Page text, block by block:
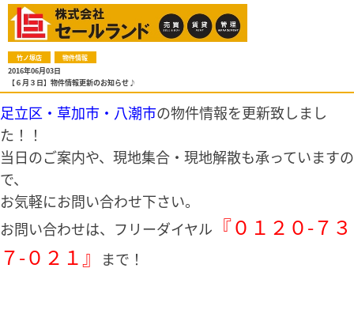
竹ノ塚店 物件情報
2016年06月03日
【６月３日】物件情報更新のお知らせ♪
足立区・草加市・八潮市の物件情報を更新致しまし
た！！
当日のご案内や、現地集合・現地解散も承っていますの
で、
お気軽にお問い合わせ下さい。
お問い合わせは、フリーダイヤル 『０１２０-７３
７-０２１』
まで！